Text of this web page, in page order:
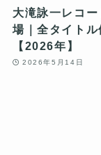
大滝詠一レコー
場｜全タイトル
【2026年】
2026年5月14日